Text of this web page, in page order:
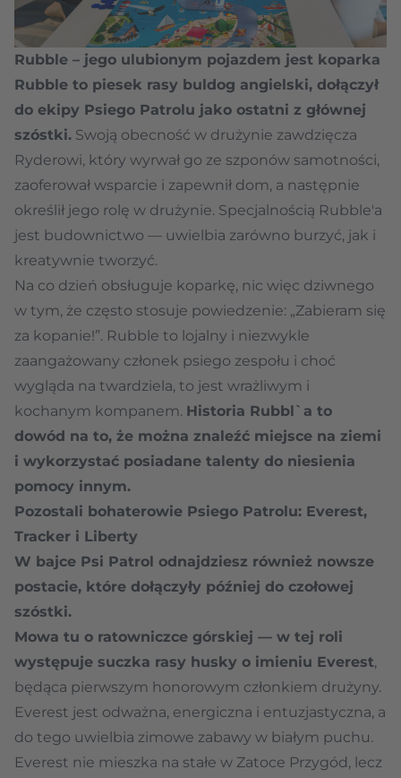
Rubble – jego ulubionym pojazdem jest koparka
Rubble to piesek rasy buldog angielski, dołączył
do ekipy Psiego Patrolu jako ostatni z głównej
szóstki. Swoją obecność w drużynie zawdzięcza
Ryderowi, który wyrwał go ze szponów samotności,
zaoferował wsparcie i zapewnił dom, a następnie
określił jego rolę w drużynie. Specjalnością Rubble'a
jest budownictwo — uwielbia zarówno burzyć, jak i
kreatywnie tworzyć.
Na co dzień obsługuje koparkę, nic więc dziwnego
w tym, że często stosuje powiedzenie: „Zabieram się
za kopanie!”. Rubble to lojalny i niezwykle
zaangażowany członek psiego zespołu i choć
wygląda na twardziela, to jest wrażliwym i
kochanym kompanem. Historia Rubbl`a to
dowód na to, że można znaleźć miejsce na ziemi
i wykorzystać posiadane talenty do niesienia
pomocy innym.
Pozostali bohaterowie Psiego Patrolu: Everest,
Tracker i Liberty
W bajce Psi Patrol odnajdziesz również nowsze
postacie, które dołączyły później do czołowej
szóstki.
Mowa tu o ratowniczce górskiej — w tej roli
występuje suczka rasy husky o imieniu Everest,
będąca pierwszym honorowym członkiem drużyny.
Everest jest odważna, energiczna i entuzjastyczna, a
do tego uwielbia zimowe zabawy w białym puchu.
Everest nie mieszka na stałe w Zatoce Przygód, lecz